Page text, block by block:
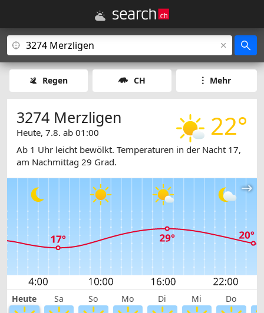
Regen CH Mehr
22°
3274 Merzligen
Heute, 7.8. ab 01:00
Ab 1 Uhr leicht bewölkt. Temperaturen in der Nacht 17,
am Nachmittag 29 Grad.
Heute Sa So Mo Di Mi Do